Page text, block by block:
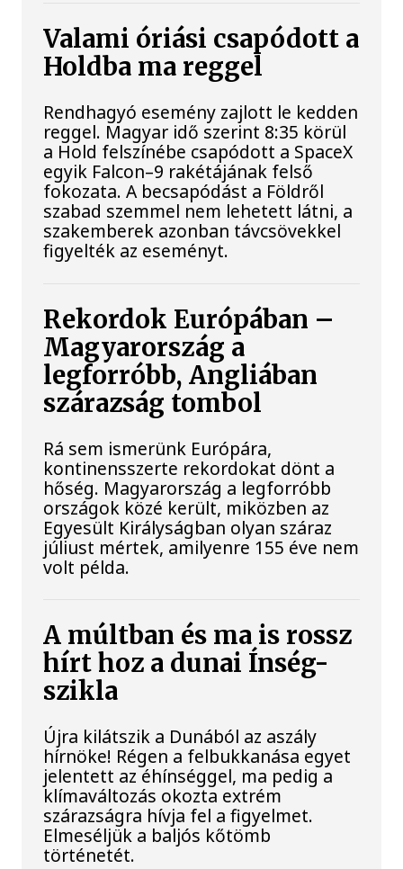
Valami óriási csapódott a
Holdba ma reggel
Rendhagyó esemény zajlott le kedden
reggel. Magyar idő szerint 8:35 körül
a Hold felszínébe csapódott a SpaceX
egyik Falcon–9 rakétájának felső
fokozata. A becsapódást a Földről
szabad szemmel nem lehetett látni, a
szakemberek azonban távcsövekkel
figyelték az eseményt.
Rekordok Európában –
Magyarország a
legforróbb, Angliában
szárazság tombol
Rá sem ismerünk Európára,
kontinensszerte rekordokat dönt a
hőség. Magyarország a legforróbb
országok közé került, miközben az
Egyesült Királyságban olyan száraz
júliust mértek, amilyenre 155 éve nem
volt példa.
A múltban és ma is rossz
hírt hoz a dunai Ínség-
szikla
Újra kilátszik a Dunából az aszály
hírnöke! Régen a felbukkanása egyet
jelentett az éhínséggel, ma pedig a
klímaváltozás okozta extrém
szárazságra hívja fel a figyelmet.
Elmeséljük a baljós kőtömb
történetét.